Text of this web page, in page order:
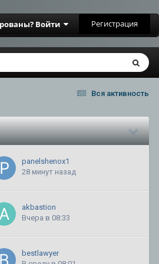
Войти Регистрация
Вся активность
panelshenox1
28 минут назад
akbastion
Вчера в 08:33
bestlawyer